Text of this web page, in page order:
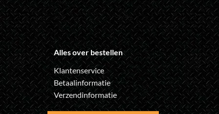
Alles over bestellen
Klantenservice
Betaalinformatie
Verzendinformatie